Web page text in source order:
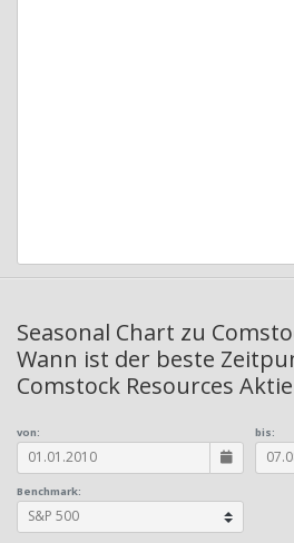
Seasonal Chart zu
Wann ist der beste
Comstock Resources
Benchmark:
von: bis: